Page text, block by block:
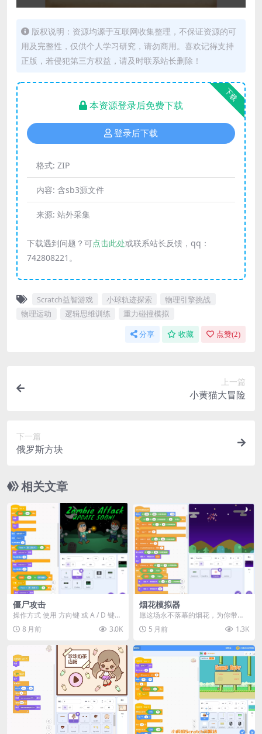
版权说明：资源均源于互联网收集整理，不保证资源的可
用及完整性，仅供个人学习研究，请勿商用。喜欢记得支持
正版，若侵犯第三方权益，请及时联系站长删除！
下载
本资源登录后免费下载
登录后下载
格式: ZIP
内容: 含sb3源文件
来源: 站外采集
下载遇到问题？可点击此处或联系站长反馈，qq：
742808221。
Scratch益智游戏 小球轨迹探索
物理引擎挑战
物理运动
逻辑思维训练 重力碰撞模拟
分享 收藏 点赞(2)
上一篇
小黄猫大冒险
下一篇
俄罗斯方块
相关文章
僵尸攻击
操作方式 使用 方向键 或 A / D 键
移动 点击鼠标 或 按空格键 开枪
射...8 月前 3.0K
烟花模拟器
愿这场永不落幕的烟花，为你带来
片刻的美好与宁静。
5 月前 1.3K